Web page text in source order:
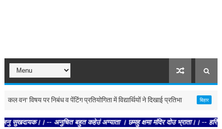
पर निबंध व पेंटिंग प्रतियोगिता में विद्यार्थियों ने दिखाई प्रतिभा बिहार मधुबनी :
बहुत कहेउं अग्याता । छमहु क्षमा मंदिर दोउ भ्राता।। -- हरि अनन्त हरि